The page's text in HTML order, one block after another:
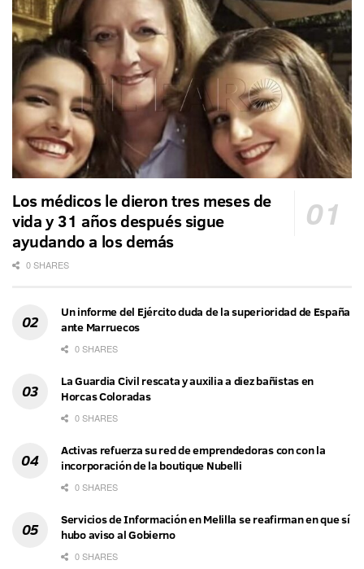
Los médicos le dieron tres meses de
vida y 31 años después sigue
ayudando a los demás
0 SHARES
Un informe del Ejército duda de la superioridad de España
ante Marruecos
0 SHARES
La Guardia Civil rescata y auxilia a diez bañistas en
Horcas Coloradas
0 SHARES
Activas refuerza su red de emprendedoras con con la
incorporación de la boutique Nubelli
0 SHARES
Servicios de Información en Melilla se reafirman en que sí
hubo aviso al Gobierno
0 SHARES